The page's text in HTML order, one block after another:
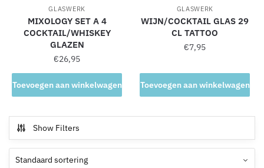
GLASWERK
MIXOLOGY SET A 4
COCKTAIL/WHISKEY
GLAZEN
€26,95
Toevoegen aan winkelwagen
GLASWERK
WIJN/COCKTAIL GLAS 29
CL TATTOO
€7,95
Toevoegen aan winkelwagen
Show Filters